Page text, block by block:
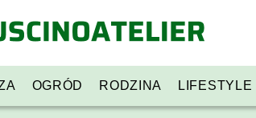
OGRÓD RODZINA LIFESTYLE